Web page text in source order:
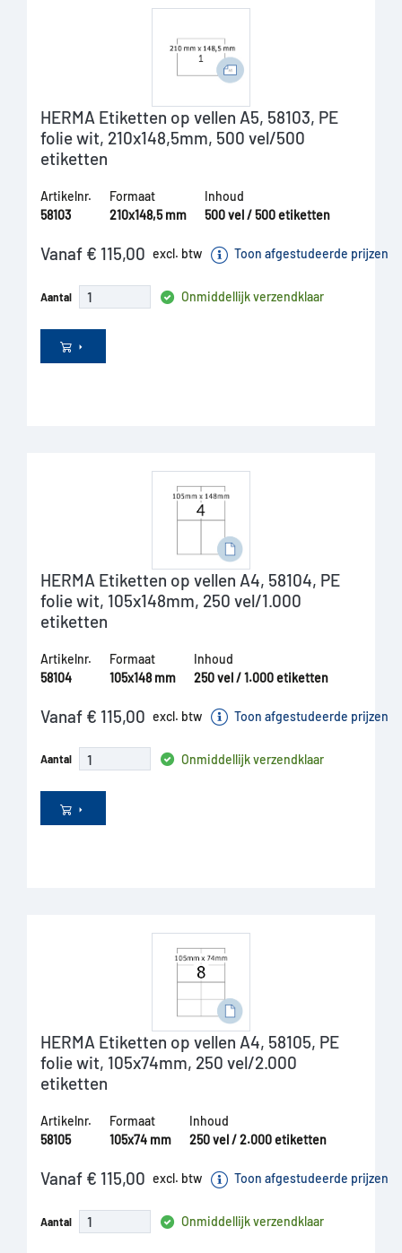
HERMA Etiketten op vellen A5, 58103, PE
folie wit, 210x148,5mm, 500 vel/500
etiketten
Artikelnr.
58103
Formaat
210x148,5 mm
Inhoud
500 vel / 500 etiketten
Vanaf € 115,00 excl. btw Toon afgestudeerde prijzen
Aantal Onmiddellijk verzendklaar
HERMA Etiketten op vellen A4, 58104, PE
folie wit, 105x148mm, 250 vel/1.000
etiketten
Artikelnr.
58104
Formaat
105x148 mm
Inhoud
250 vel / 1.000 etiketten
Vanaf € 115,00 excl. btw Toon afgestudeerde prijzen
Aantal Onmiddellijk verzendklaar
HERMA Etiketten op vellen A4, 58105, PE
folie wit, 105x74mm, 250 vel/2.000
etiketten
Artikelnr.
58105
Formaat
105x74 mm
Inhoud
250 vel / 2.000 etiketten
Vanaf € 115,00 excl. btw Toon afgestudeerde prijzen
Aantal Onmiddellijk verzendklaar